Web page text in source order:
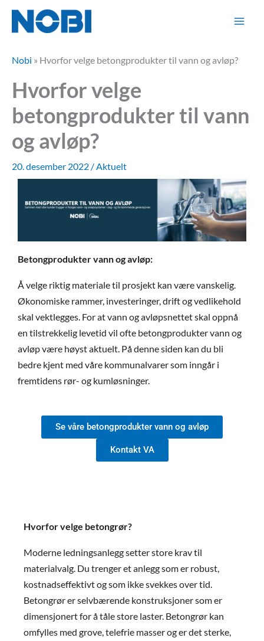
Hopp
innholdet
Nobi » Hvorfor velge betongprodukter til vann og avløp?
Hvorfor velge
betongprodukter til vann
og avløp?
20. desember 2022 /Aktuelt
Betongprodukter vann og avløp:
Å velge riktig materiale til prosjekt kan være vanskelig.
Økonomiske rammer, investeringer, drift og vedlikehold
skal vektlegges. For at vann og avløpsnettet skal oppnå
en tilstrekkelig levetid vil ofte betongprodukter vann og
avløp være høyst aktuelt. På denne siden kan du bli
bedre kjent med våre kommunalvarer som inngår i
fremtidens rør- og kumløsninger.
Se våre betongprodukter vann og avløp
Kontakt VA
Hvorfor velge betongrør?
Moderne ledningsanlegg setter store krav til
materialvalg. Du trenger et anlegg som er robust,
kostnadseffektivt og som ikke svekkes over tid.
Betongrør er selvbærende konstruksjoner som er
dimensjonert for å tåle store laster. Betongrør kan
omfylles med grove, telefrie masser og er det sterke,